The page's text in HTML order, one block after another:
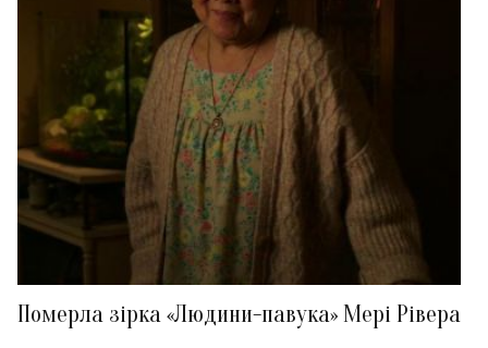
Померла зірка «Людини-павука» Мері Рівера